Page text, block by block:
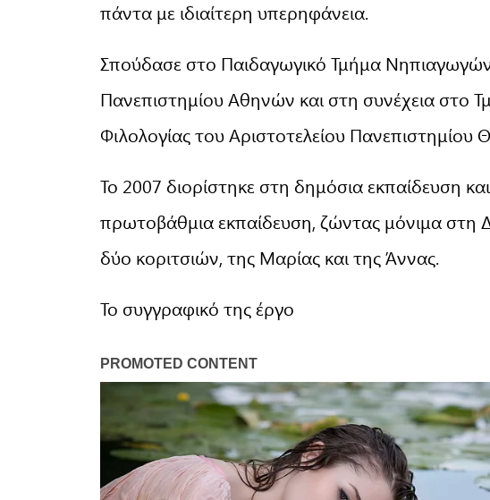
πάντα με ιδιαίτερη υπερηφάνεια.
Σπούδασε στο Παιδαγωγικό Τμήμα
Πανεπιστημίου Αθηνών και στη συνέχεια στο
Φιλολογίας του Αριστοτελείου Πανεπιστημίου
Το 2007 διορίστηκε στη δημόσια εκπαίδευση
πρωτοβάθμια εκπαίδευση, ζώντας μόνιμα
δύο κοριτσιών, της Μαρίας και της Άννας.
Το συγγραφικό της έργο